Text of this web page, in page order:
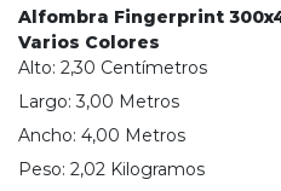
Alfombra Fingerprint
Varios Colores
Alto: 2,30 Centímetros
Largo:3,00 Metros
Ancho: 4,00 Metros
Peso: 2,02 Kilogramos